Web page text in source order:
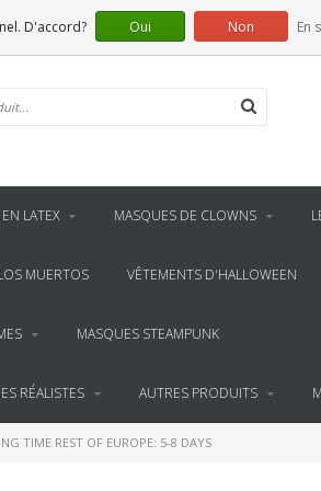
LATEX MASQUES DE CLOWNS
MUERTOS VÊTEMENTS D'HALLOWEEN
MASQUES STEAMPUNK
RÉALISTES AUTRES PRODUITS
TIME REST OF EUROPE: 5-8 DAYS
D'accord? Oui Non En